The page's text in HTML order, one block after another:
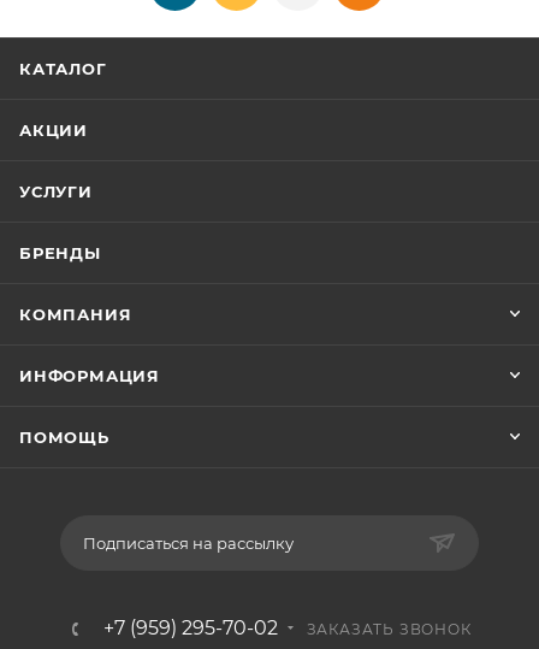
КАТАЛОГ
АКЦИИ
УСЛУГИ
БРЕНДЫ
КОМПАНИЯ
ИНФОРМАЦИЯ
ПОМОЩЬ
Подписаться на рассылку
+7 (959) 295-70-02 ЗАКАЗАТЬ ЗВОНОК